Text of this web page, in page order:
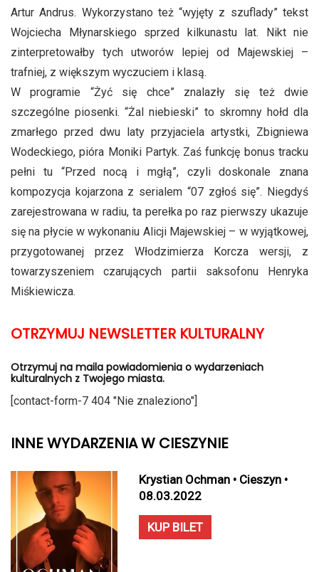
Artur Andrus. Wykorzystano też “wyjęty z szuflady” tekst
Wojciecha Młynarskiego sprzed kilkunastu lat. Nikt nie
zinterpretowałby tych utworów lepiej od Majewskiej –
trafniej, z większym wyczuciem i klasą.
W programie “Żyć się chce” znalazły się też dwie
szczególne piosenki. “Żal niebieski” to skromny hołd dla
zmarłego przed dwu laty przyjaciela artystki, Zbigniewa
Wodeckiego, pióra Moniki Partyk. Zaś funkcję bonus tracku
pełni tu “Przed nocą i mgłą”, czyli doskonale znana
kompozycja kojarzona z serialem “07 zgłoś się”. Niegdyś
zarejestrowana w radiu, ta perełka po raz pierwszy ukazuje
się na płycie w wykonaniu Alicji Majewskiej – w wyjątkowej,
przygotowanej przez Włodzimierza Korcza wersji, z
towarzyszeniem czarujących partii saksofonu Henryka
Miśkiewicza.
OTRZYMUJ NEWSLETTER KULTURALNY
Otrzymuj na maila powiadomienia o wydarzeniach
kulturalnych z Twojego miasta.
[contact-form-7 404 "Nie znaleziono"]
INNE WYDARZENIA W CIESZYNIE
Krystian Ochman • Cieszyn •
08.03.2022
KUP BILET